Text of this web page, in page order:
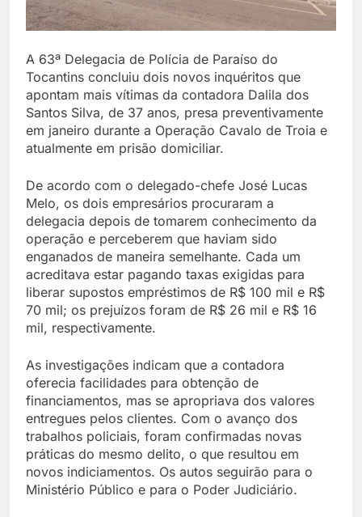
A 63ª Delegacia de Polícia de Paraíso do
Tocantins concluiu dois novos inquéritos que
apontam mais vítimas da contadora Dalila dos
Santos Silva, de 37 anos, presa preventivamente
em janeiro durante a Operação Cavalo de Troia e
atualmente em prisão domiciliar.
De acordo com o delegado-chefe José Lucas
Melo, os dois empresários procuraram a
delegacia depois de tomarem conhecimento da
operação e perceberem que haviam sido
enganados de maneira semelhante. Cada um
acreditava estar pagando taxas exigidas para
liberar supostos empréstimos de R$ 100 mil e R$
70 mil; os prejuízos foram de R$ 26 mil e R$ 16
mil, respectivamente.
As investigações indicam que a contadora
oferecia facilidades para obtenção de
financiamentos, mas se apropriava dos valores
entregues pelos clientes. Com o avanço dos
trabalhos policiais, foram confirmadas novas
práticas do mesmo delito, o que resultou em
novos indiciamentos. Os autos seguirão para o
Ministério Público e para o Poder Judiciário.